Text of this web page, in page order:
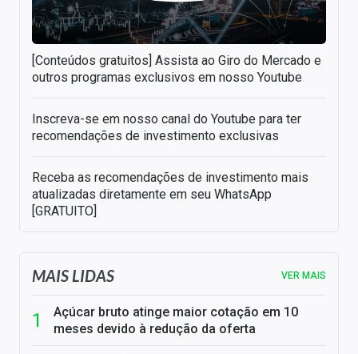
[Conteúdos gratuitos] Assista ao Giro do Mercado e
outros programas exclusivos em nosso Youtube
Inscreva-se em nosso canal do Youtube para ter
recomendações de investimento exclusivas
Receba as recomendações de investimento mais
atualizadas diretamente em seu WhatsApp
[GRATUITO]
MAIS LIDAS VER MAIS
Açúcar bruto atinge maior cotação em 10
meses devido à redução da oferta